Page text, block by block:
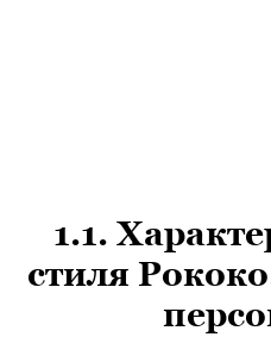
1.1.
стиля